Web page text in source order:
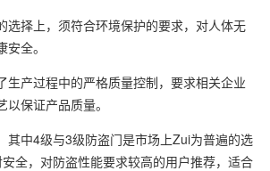
选择上，须符合环境保护的要求，对人体无
全。
生产过程中的严格质量控制，要求相关企业
保证产品质量。
其中4级与3级防盗门是市场上Zui为普遍的选
全，对防盗性能要求较高的用户推荐，适合